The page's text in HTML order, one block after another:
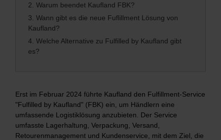
2. Warum beendet Kaufland FBK?
3. Wann gibt es die neue Fuflillment Lösung von
Kaufland?
4. Welche Alternative zu Fulfilled by Kaufland gibt
es?
Erst im Februar 2024 führte Kaufland den Fulfillment-Service
"Fulfilled by Kaufland" (FBK) ein, um Händlern eine
umfassende Logistiklösung anzubieten. Der Service
umfasste Lagerhaltung, Verpackung, Versand,
Retourenmanagement und Kundenservice, mit dem Ziel, die